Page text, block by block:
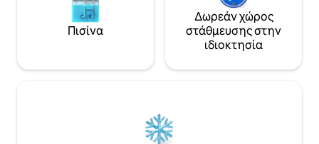
Πισίνα
Δωρεάν χώρος
στάθμευσης στην
ιδιοκτησία